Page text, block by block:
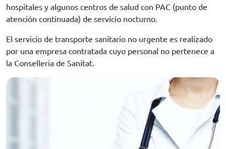
hospitales y algunos centros de salud con PAC (punto de
atención continuada) de servicio nocturno.
El servicio de transporte sanitario no urgente es realizado
por una empresa contratada cuyo personal no pertenece a
la Conselleria de Sanitat.